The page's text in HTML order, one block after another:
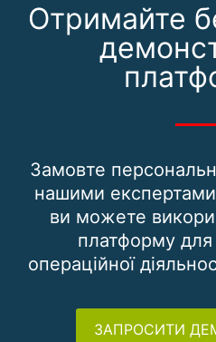
Отримайте
Замовте
нашими експертами
ви можете
платформу
операційної
ЗАПРОСИТИ